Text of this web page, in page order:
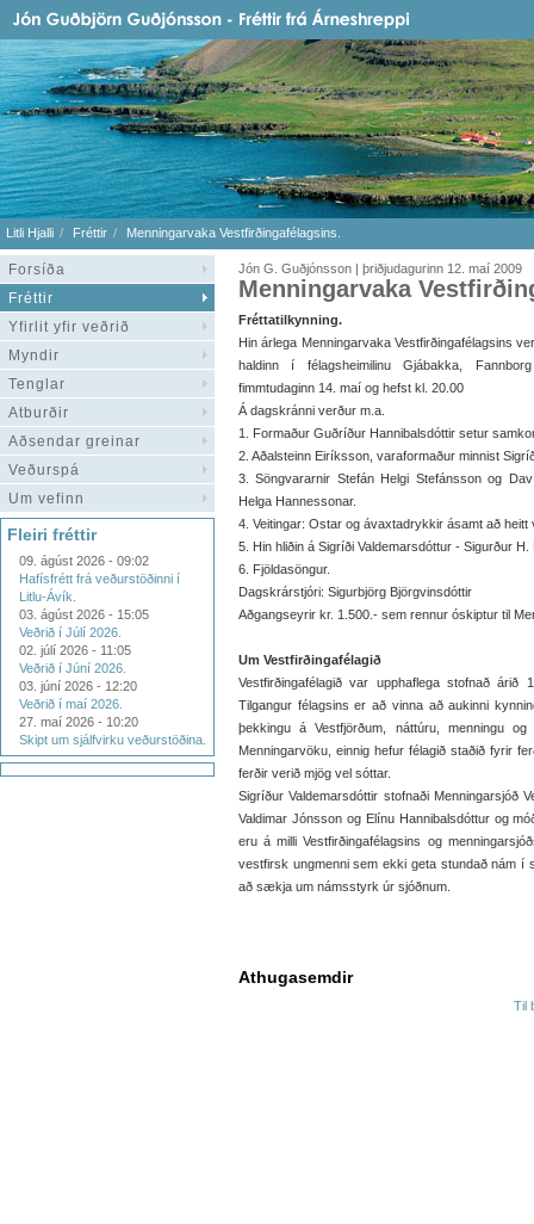
Litli Hjalli Fréttir Menningarvaka Vestfirðingafélagsins.
Forsíða
Fréttir
Yfirlit yfir veðrið
Myndir
Tenglar
Atburðir
Aðsendar greinar
Veðurspá
Um vefinn
Fleiri fréttir
09. ágúst 2026 - 09:02
Hafísfrétt frá veðurstöðinni í
Litlu-Ávík.
03. ágúst 2026 - 15:05
Veðrið í Júlí 2026.
02. júlí 2026 - 11:05
Veðrið í Júní 2026.
03. júní 2026 - 12:20
Veðrið í maí 2026.
27. maí 2026 - 10:20
Skipt um sjálfvirku veðurstöðina.
Jón G. Guðjónsson | þriðjudagurinn 12. maí 2009
Menningarvaka
Fréttatilkynning.
Hin árlega Menningarvaka Vestfirðingafélagsins
haldinn í félagsheimilinu Gjábakka,
fimmtudaginn 14. maí og hefst kl. 20.00
Á dagskránni verður m.a.
1. Formaður Guðríður Hannibalsdóttir setur
2. Aðalsteinn Eiríksson, varaformaður minnist
3. Söngvararnir Stefán Helgi Stefánsson og
Helga Hannessonar.
4. Veitingar: Ostar og ávaxtadrykkir ásamt að heitt
5. Hin hliðin á Sigríði Valdemarsdóttur - Sigurður
6. Fjöldasöngur.
Dagskrárstjóri: Sigurbjörg Björgvinsdóttir
Aðgangseyrir kr. 1.500.- sem rennur óskiptur til
Um Vestfirðingafélagið
Vestfirðingafélagið var upphaflega stofnað árið
Tilgangur félagsins er að vinna að aukinni
þekkingu á Vestfjörðum, náttúru, menningu
Menningarvöku, einnig hefur félagið staðið fyrir
ferðir verið mjög vel sóttar.
Sigríður Valdemarsdóttir stofnaði
Valdimar Jónsson og Elínu Hannibalsdóttur og
eru á milli Vestfirðingafélagsins og
vestfirsk ungmenni sem ekki geta stundað nám í
að sækja um námsstyrk úr sjóðnum.
Athugasemdir
Til